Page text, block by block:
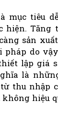
mục tiêu
hiện. Tăng
sản
pháp do
lập giá
là
thu nhập
hiệu